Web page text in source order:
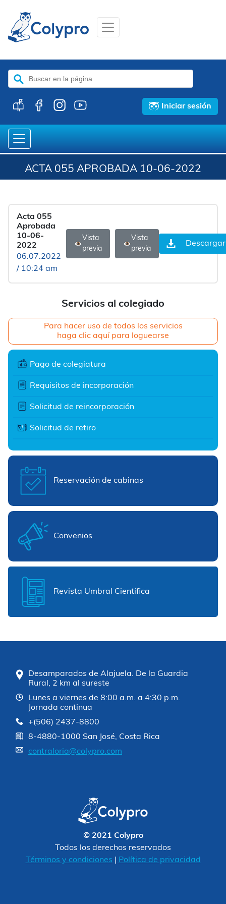
Buscar:
Iniciar sesión
ACTA 055 APROBADA 10-06-2022
Servicios al colegiado
Para hacer uso de todos los servicios
haga clic aquí para loguearse
Pago de colegiatura
Requisitos de incorporación
Solicitud de reincorporación
Solicitud de retiro
Reservación de cabinas
Convenios
Revista Umbral Científica
Acta 055
Aprobada
10-06-
2022
06.07.2022
/ 10:24 am
Vista
previa
Vista
previa
Descargar
Desamparados de Alajuela. De la Guardia
Rural, 2 km al sureste
Lunes a viernes de 8:00 a.m. a 4:30 p.m.
Jornada continua
+(506) 2437-8800
8-4880-1000 San José, Costa Rica
contraloria@colypro.com
© 2021 Colypro
Todos los derechos reservados
Términos y condiciones
Política de privacidad